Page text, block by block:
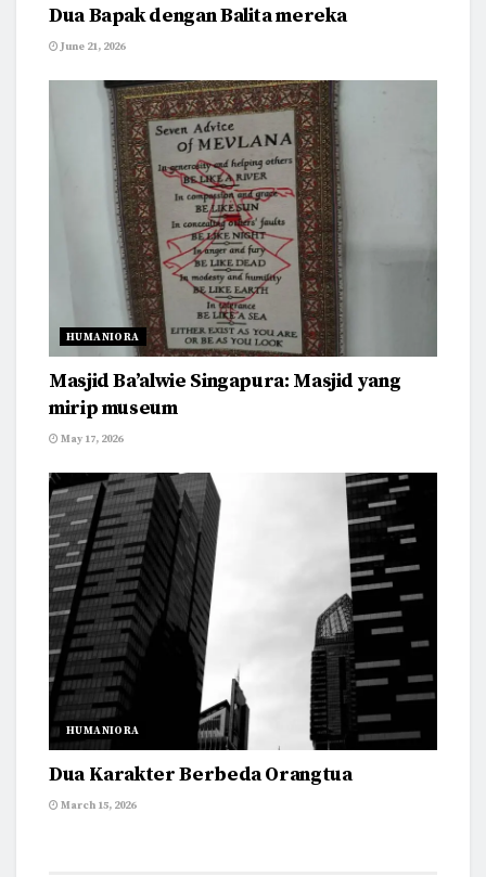
Dua Bapak dengan Balita mereka
June 21, 2026
HUMANIORA
Masjid Ba’alwie Singapura: Masjid yang
mirip museum
May 17, 2026
HUMANIORA
Dua Karakter Berbeda Orangtua
March 15, 2026